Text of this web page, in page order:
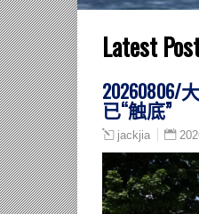
Latest
20260806/
已“触底”
jackjia